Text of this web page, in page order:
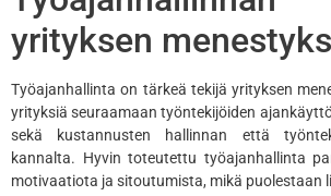
yrityksen
Työajanhallinta on tärkeä tekijä yrityksen
yrityksiä seuraamaan työntekijöiden
sekä kustannusten hallinnan että
kannalta. Hyvin toteutettu työajanhallinta
motivaatiota ja sitoutumista, mikä puolestaan